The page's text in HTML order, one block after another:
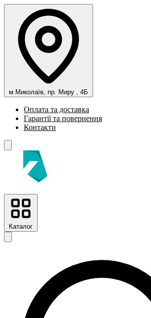
м.Миколаїв, пр. Миру , 4Б
Оплата та доставка
Гарантії та повернення
Контакти
Каталог